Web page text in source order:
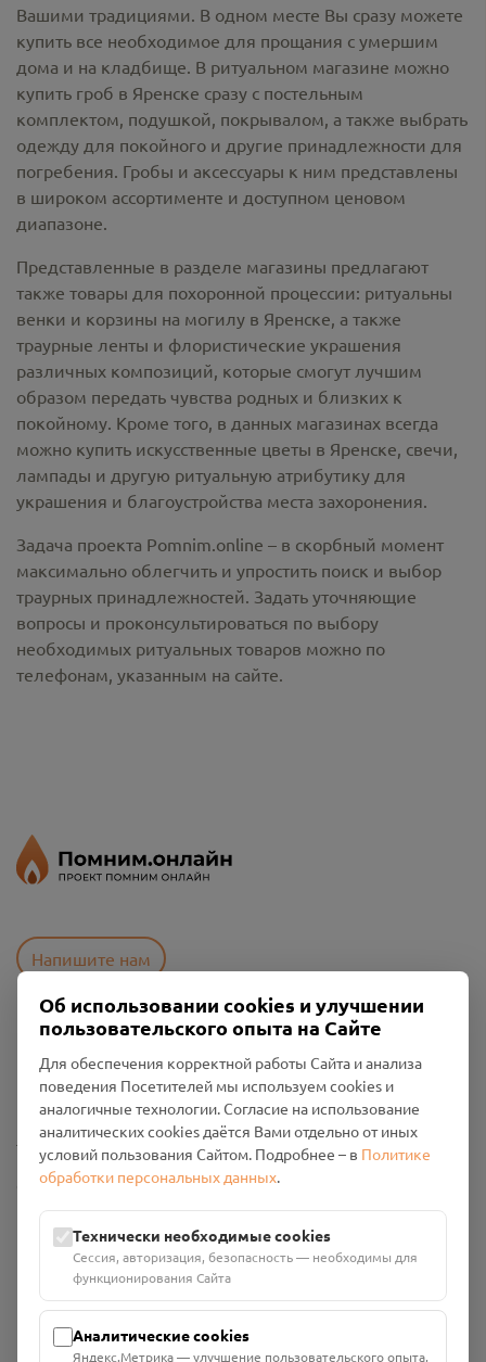
Вашими традициями. В одном месте Вы сразу можете
купить все необходимое для прощания с умершим
дома и на кладбище. В ритуальном магазине можно
купить гроб в Яренске сразу с постельным
комплектом, подушкой, покрывалом, а также выбрать
одежду для покойного и другие принадлежности для
погребения. Гробы и аксессуары к ним представлены
в широком ассортименте и доступном ценовом
диапазоне.
Представленные в разделе магазины предлагают
также товары для похоронной процессии: ритуальны
венки и корзины на могилу в Яренске, а также
траурные ленты и флористические украшения
различных композиций, которые смогут лучшим
образом передать чувства родных и близких к
покойному. Кроме того, в данных магазинах всегда
можно купить искусственные цветы в Яренске, свечи,
лампады и другую ритуальную атрибутику для
украшения и благоустройства места захоронения.
Задача проекта Pomnim.online – в скорбный момент
максимально облегчить и упростить поиск и выбор
траурных принадлежностей. Задать уточняющие
вопросы и проконсультироваться по выбору
необходимых ритуальных товаров можно по
телефонам, указанным на сайте.
Напишите нам
Политика конфиденциальности
Промо-материалы
Настройки cookies
Общество с ограниченной ответственностью «Смоленский
Проект Помним»
ИНН: 6700029207 ОГРН: 1256700001986
Юридический адрес: 216790, Смоленская область, р-н
Руднянский, г. Рудня, улица Западная, д. 26А, пом. 18
Номер счёта: 40702810901130004287 в АО "АЛЬФА-БАНК"
Об использовании cookies и улучшении
пользовательского опыта на Сайте
Для обеспечения корректной работы Сайта и анализа
поведения Посетителей мы используем cookies и
аналогичные технологии. Согласие на использование
аналитических cookies даётся Вами отдельно от иных
условий пользования Сайтом. Подробнее – в Политике
обработки персональных данных.
Технически необходимые cookies
Сессия, авторизация, безопасность — необходимы для
функционирования Сайта
Аналитические cookies
Яндекс.Метрика — улучшение пользовательского опыта,